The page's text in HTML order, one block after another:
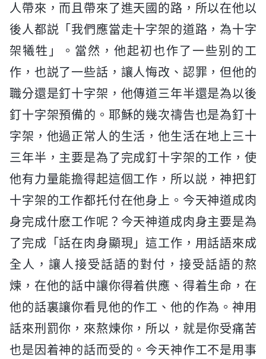
人帶來，而且帶來了進天國的路，所以在他以
後人都説「我們應當走十字架的道路，為十字
架犧牲」。當然，他起初也作了一些别的工
作，也説了一些話，讓人悔改、認罪，但他的
職分還是釘十字架，他傳道三年半還是為以後
釘十字架預備的。耶穌的幾次禱告也是為釘十
字架，他過正常人的生活，他生活在地上三十
三年半，主要是為了完成釘十字架的工作，使
他有力量能擔得起這個工作，所以説，神把釘
十字架的工作都托付在他身上。今天神道成肉
身完成什麽工作呢？今天神道成肉身主要是為
了完成「話在肉身顯現」這工作，用話語來成
全人，讓人接受話語的對付，接受話語的熬
煉，在他的話中讓你得着供應、得着生命，在
他的話裏讓你看見他的作工、他的作為。神用
話來刑罰你，來熬煉你，所以，就是你受痛苦
也是因着神的話而受的。今天神作工不是用事